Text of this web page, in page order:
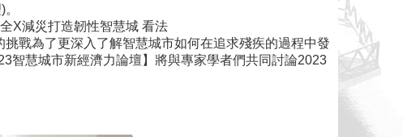
X減災打造韌性智慧城 看法
戰為了更深入了解智慧城市如何在追求殘疾的過程中發
智慧城市新經濟力論壇】將與專家學者們共同討論2023